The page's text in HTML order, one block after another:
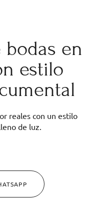
bodas en
estilo
reales con un estilo
de luz.